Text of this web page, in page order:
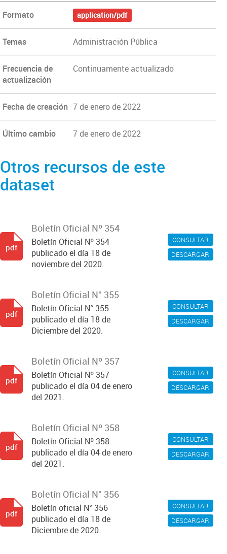
Formato application/pdf
Temas Administración Pública
Frecuencia de
actualización
Continuamente actualizado
Fecha de creación 7 de enero de 2022
Último cambio 7 de enero de 2022
Otros recursos de este
dataset
CONSULTAR
DESCARGAR
Boletín Oficial Nº 354
Boletín Oficial Nº 354
publicado el día 18 de
noviembre del 2020.
pdf
CONSULTAR
DESCARGAR
Boletín Oficial N° 355
Boletín Oficial N° 355
publicado el día 18 de
Diciembre del 2020.
pdf
CONSULTAR
DESCARGAR
Boletín Oficial Nº 357
Boletín Oficial Nº 357
publicado el día 04 de enero
del 2021.
pdf
CONSULTAR
DESCARGAR
Boletín Oficial Nº 358
Boletín Oficial Nº 358
publicado el día 04 de enero
del 2021.
pdf
CONSULTAR
DESCARGAR
Boletín Oficial N° 356
Boletín oficial N° 356
publicado el día 18 de
Diciembre de 2020.
pdf